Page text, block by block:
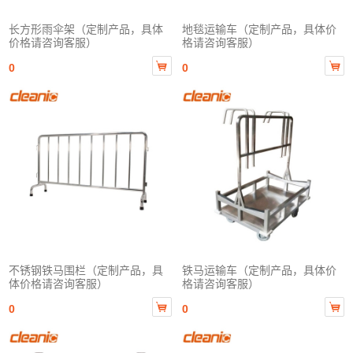
长方形雨伞架（定制产品，具体
价格请咨询客服）
0

地毯运输车（定制产品，具体价
格请咨询客服）
0

不锈钢铁马围栏（定制产品，具
体价格请咨询客服）
0

铁马运输车（定制产品，具体价
格请咨询客服）
0
